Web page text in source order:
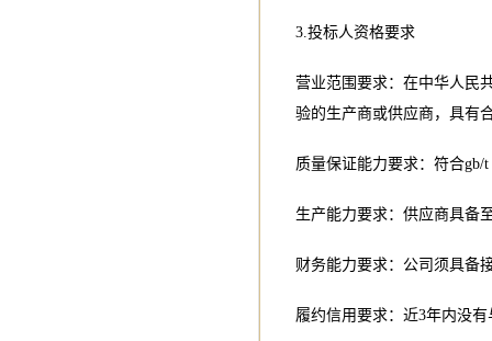
3.投标人资格要求
营业范围要求：在中华人民
验的生产商或供应商，具有
质量保证能力要求：符合gb/
生产能力要求：供应商具备
财务能力要求：公司须具备
履约信用要求：近3年内没